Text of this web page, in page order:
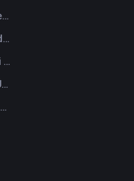
DeFi Otomasyonundan AgentFi Zekasına: Zincir Üzeri Varlık Yönetiminin Yeni Çağı
X402 protokolü nedir: İnternetin değer değişim sistemini yeniden yapılandıran yeni bir teknolojik standart.
Ethereum'un Fusaka Güncellemesi Ölçekleme Planını Nasıl Yeniden Şekillendiriyor?
Tether'in (USDT) Kripto Piyasası Üzerindeki Etkisi: Boğa Piyasasını Güçlendirmek mi Yoksa Büyük Risk mi?
Menkul Kıymetleştirmeden Stabil Kripto Paralara: Gerçek Dünya Varlıkları Küresel Sermayeyi Nasıl Yeniden Şekillendiriyor?